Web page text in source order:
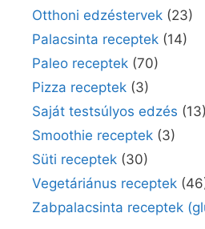
Otthoni edzéstervek (23)
Palacsinta receptek (14)
Paleo receptek (70)
Pizza receptek (3)
Saját testsúlyos edzés (13)
Smoothie receptek (3)
Süti receptek (30)
Vegetáriánus receptek
Zabpalacsinta receptek